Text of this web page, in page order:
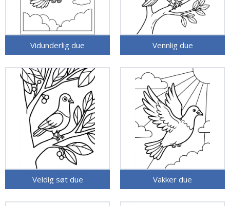
Vidunderlig due Vennlig due
Veldig søt due Vakker due